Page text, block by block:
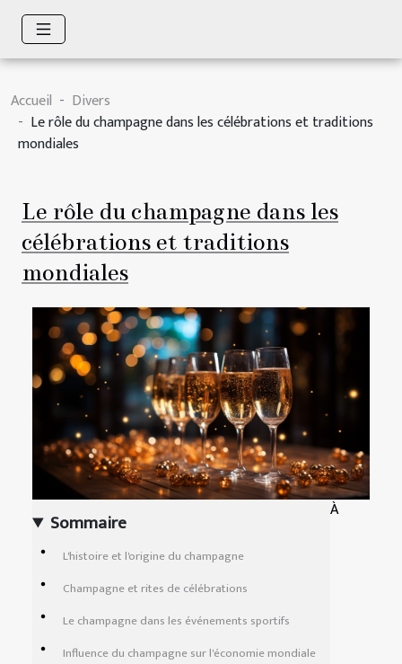
Accueil
Divers
Le rôle du champagne dans les célébrations et traditions
mondiales
Le rôle du champagne dans les
célébrations et traditions
mondiales
Sommaire
L'histoire et l'origine du champagne
Champagne et rites de célébrations
Le champagne dans les événements sportifs
Influence du champagne sur l'économie mondiale
À